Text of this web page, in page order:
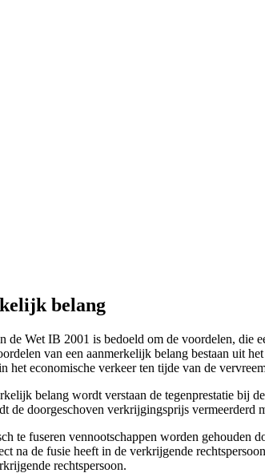
belang
de Wet IB 2001 is bedoeld om de voordelen,
van een aanmerkelijk belang bestaan uit
het economische verkeer ten tijde van de
belang wordt verstaan de tegenprestatie bij
de doorgeschoven verkrijgingsprijs vermeerderd
te fuseren vennootschappen worden gehouden
na de fusie heeft in de verkrijgende
rechtspersoon.